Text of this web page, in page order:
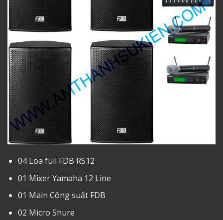
04 Loa full FDB RS12
01 Mixer Yamaha 12 Line
01 Main Công suất FDB
02 Micro Shure